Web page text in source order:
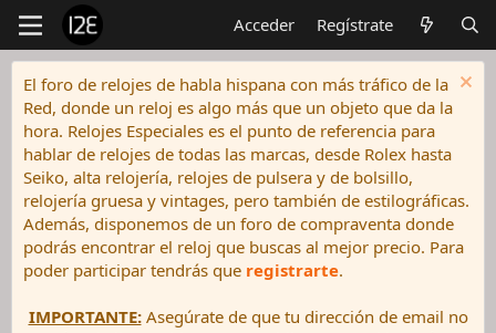
Acceder Regístrate
El foro de relojes de habla hispana con más tráfico de la
Red, donde un reloj es algo más que un objeto que da la
hora. Relojes Especiales es el punto de referencia para
hablar de relojes de todas las marcas, desde Rolex hasta
Seiko, alta relojería, relojes de pulsera y de bolsillo,
relojería gruesa y vintages, pero también de estilográficas.
Además, disponemos de un foro de compraventa donde
podrás encontrar el reloj que buscas al mejor precio. Para
poder participar tendrás que registrarte.
IMPORTANTE:Asegúrate de que tu dirección de email no